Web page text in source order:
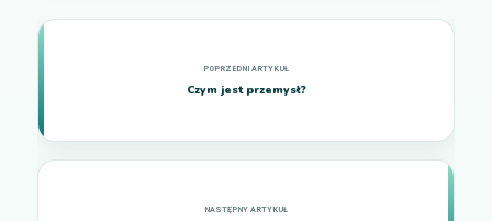
Czym jest przemysł?